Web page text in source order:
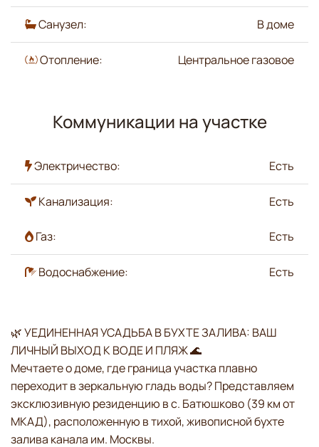
Санузел: В доме
Отопление: Центральное газовое
Коммуникации на участке
Электричество: Есть
Канализация: Есть
Газ: Есть
Водоснабжение: Есть
🌿 УЕДИНЕННАЯ УСАДЬБА В БУХТЕ ЗАЛИВА: ВАШ
ЛИЧНЫЙ ВЫХОД К ВОДЕ И ПЛЯЖ 🌊
Мечтаете о доме, где граница участка плавно
переходит в зеркальную гладь воды? Представляем
эксклюзивную резиденцию в с. Батюшково (39 км от
МКАД), расположенную в тихой, живописной бухте
залива канала им. Москвы.